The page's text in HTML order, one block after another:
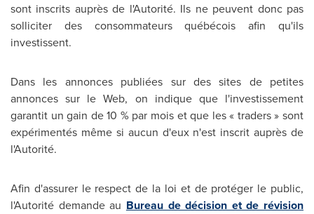
sont inscrits auprès de l'Autorité. Ils ne peuvent donc pas
solliciter des consommateurs québécois afin qu'ils
investissent.
Dans les annonces publiées sur des sites de petites
annonces sur le Web, on indique que l'investissement
garantit un gain de 10 % par mois et que les « traders » sont
expérimentés même si aucun d'eux n'est inscrit auprès de
l'Autorité.
Afin d'assurer le respect de la loi et de protéger le public,
l'Autorité demande au Bureau de décision et de révision